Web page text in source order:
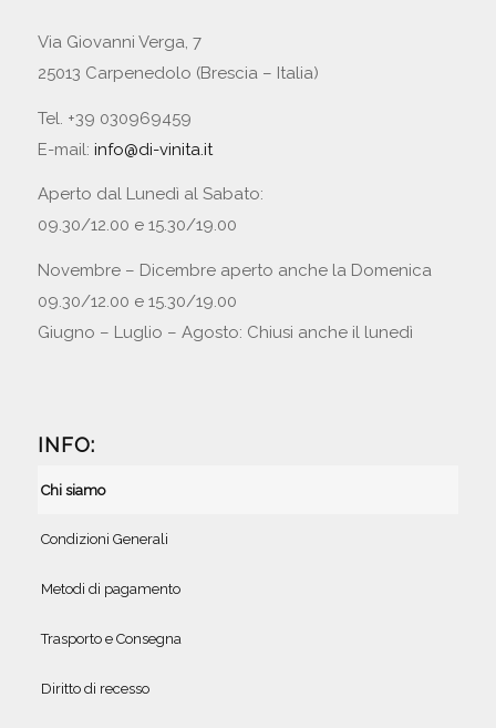
Via Giovanni Verga, 7
25013 Carpenedolo (Brescia – Italia)
Tel. +39 030969459
E-mail: info@di-vinita.it
Aperto dal Lunedì al Sabato:
09.30/12.00 e 15.30/19.00
Novembre – Dicembre aperto anche la Domenica
09.30/12.00 e 15.30/19.00
Giugno – Luglio – Agosto: Chiusi anche il lunedì
INFO:
Chi siamo
Condizioni Generali
Metodi di pagamento
Trasporto e Consegna
Diritto di recesso